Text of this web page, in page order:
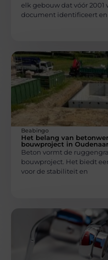
elk gebouw dat vóór
document identificeert
Beabingo
Het belang van
bouwproject in
Beton vormt de
bouwproject. Het biedt
voor de stabiliteit en